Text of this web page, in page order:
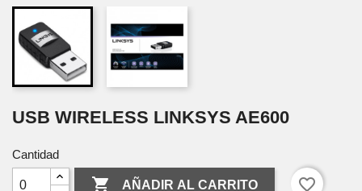
USB WIRELESS LINKSYS AE600
Cantidad
 AÑADIR AL CARRITO favorite_border